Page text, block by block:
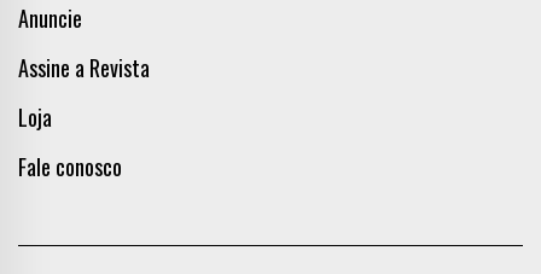
Anuncie
Assine a Revista
Loja
Fale conosco